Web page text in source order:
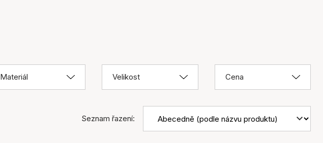
Materiál Velikost Cena
Seznam řazení: